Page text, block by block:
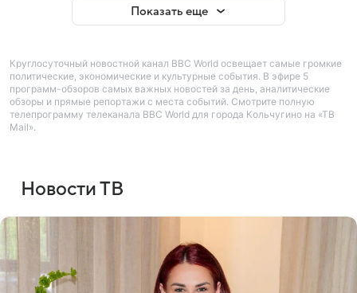
Показать еще
Круглосуточный новостной канал BBC World освещает самые громкие
политические, экономические и культурные события. В эфире 5
программ-обзоров самых важных новостей за день, аналитические
обзоры и прямые репортажи с места событий. Смотрите полную
телепрограмму телеканала BBC World для города Кольчугино на «ТВ
Mail».
Новости ТВ